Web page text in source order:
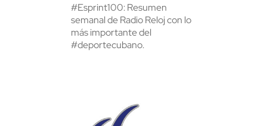
#Esprint100: Resumen
semanal de Radio Reloj con lo
más importante del
#deportecubano.